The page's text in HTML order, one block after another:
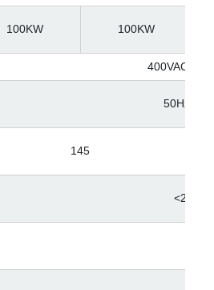
100KW 100KW
400VAC/
50Hz/
145
<20EM